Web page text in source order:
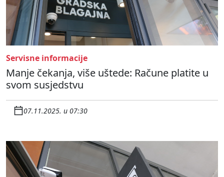
Servisne informacije
Manje čekanja, više uštede: Račune platite u
svom susjedstvu
07.11.2025. u 07:30